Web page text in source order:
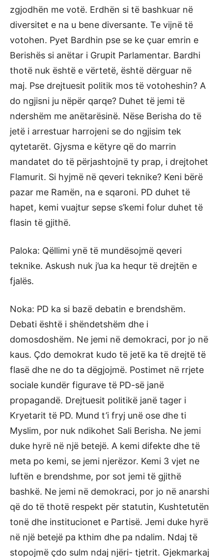
zgjodhën me votë. Erdhën si të bashkuar në
diversitet e na u bene diversante. Te vijnë të
votohen. Pyet Bardhin pse se ke çuar emrin e
Berishës si anëtar i Grupit Parlamentar. Bardhi
thotë nuk është e vërtetë, është dërguar në
maj. Pse drejtuesit politik mos të votoheshin? A
do ngjisni ju nëpër qarqe? Duhet të jemi të
ndershëm me anëtarësinë. Nëse Berisha do të
jetë i arrestuar harrojeni se do ngjisim tek
qytetarët. Gjysma e këtyre që do marrin
mandatet do të përjashtojnë ty prap, i drejtohet
Flamurit. Si hyjmë në qeveri teknike? Keni bërë
pazar me Ramën, na e sqaroni. PD duhet të
hapet, kemi vuajtur sepse s’kemi folur duhet të
flasin të gjithë.
Paloka: Qëllimi ynë të mundësojmë qeveri
teknike. Askush nuk j’ua ka hequr të drejtën e
fjalës.
Noka: PD ka si bazë debatin e brendshëm.
Debati është i shëndetshëm dhe i
domosdoshëm. Ne jemi në demokraci, por jo në
kaus. Çdo demokrat kudo të jetë ka të drejtë të
flasë dhe ne do ta dëgjojmë. Postimet në rrjete
sociale kundër figurave të PD-së janë
propagandë. Drejtuesit politikë janë tager i
Kryetarit të PD. Mund t’i fryj unë ose dhe ti
Myslim, por nuk ndikohet Sali Berisha. Ne jemi
duke hyrë në një betejë. A kemi difekte dhe të
meta po kemi, se jemi njerëzor. Kemi 3 vjet ne
luftën e brendshme, por sot jemi të gjithë
bashkë. Ne jemi në demokraci, por jo në anarshi
që do të thotë respekt për statutin, Kushtetutën
tonë dhe institucionet e Partisë. Jemi duke hyrë
në një betejë pa kthim dhe pa ndalim. Ndaj të
stopojmë çdo sulm ndaj njëri- tjetrit. Gjekmarkaj